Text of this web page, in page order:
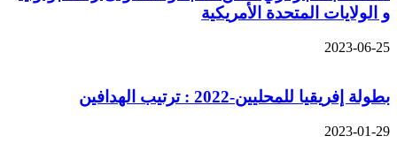
و الولايات المتحدة الأمريكية
2023-06-25
بطولة إفريقيا للمحليين-2022 : ترتيب الهدافين
2023-01-29